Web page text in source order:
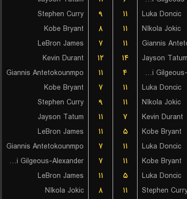
Stephen Curry
۹ ۱۱ Luka Doncic
Kobe Bryant
۸ ۱۱ NIkola Jokic
LeBron James
۷ ۱۱ Giannis
Kevin Durant
۱۲ ۱۴ Jayson Tatum
Giannis Antetokounmpo
۱۱ ۴ Shai Gilgeous-Alexander
Kobe Bryant
۷ ۱۱ Luka Doncic
Stephen Curry
۹ ۱۱ NIkola Jokic
Jayson Tatum
۱۱ ۷ Kevin Durant
LeBron James
۱۱ ۵ Kobe Bryant
Giannis Antetokounmpo
۷ ۱۱ Luka Doncic
Shai Gilgeous-Alexander
۷ ۱۱ Kobe Bryant
LeBron James
۱۱ ۵ Luka Doncic
NIkola Jokic
۸ ۱۱ Stephen